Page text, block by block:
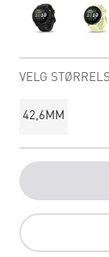
VELG
42,6MM